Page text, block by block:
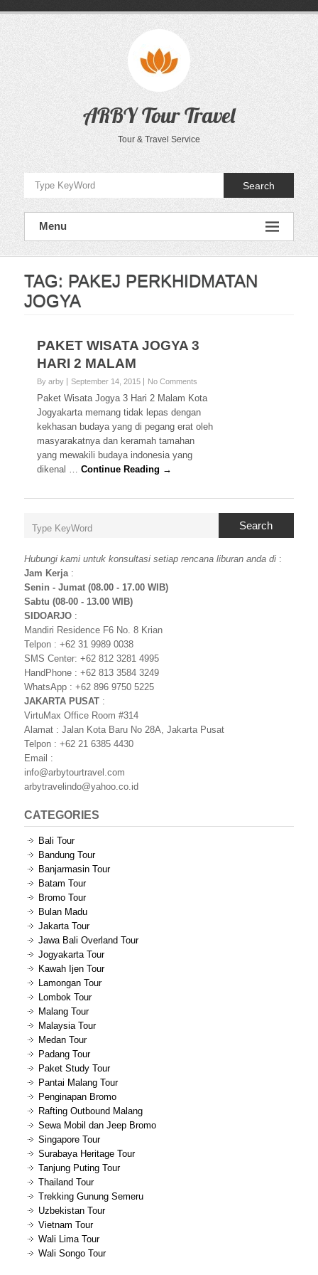
ARBY Tour Travel
Tour & Travel Service
Search
Menu
TAG: PAKEJ PERKHIDMATAN
JOGYA
PAKET WISATA JOGYA 3
HARI 2 MALAM
By arby September 14, 2015 No Comments
Paket Wisata Jogya 3 Hari 2 Malam Kota
Jogyakarta memang tidak lepas dengan
kekhasan budaya yang di pegang erat oleh
masyarakatnya dan keramah tamahan
yang mewakili budaya indonesia yang
dikenal …Continue Reading →
Search
Hubungi kami untuk konsultasi setiap rencana liburan anda di :
Jam Kerja:
Senin - Jumat (08.00 - 17.00 WIB)
Sabtu (08-00 - 13.00 WIB)
SIDOARJO :
Mandiri Residence F6 No. 8 Krian
Telpon : +62 31 9989 0038
SMS Center: +62 812 3281 4995
HandPhone : +62 813 3584 3249
WhatsApp : +62 896 9750 5225
JAKARTA PUSAT :
VirtuMax Office Room #314
Alamat : Jalan Kota Baru No 28A, Jakarta Pusat
Telpon : +62 21 6385 4430
Email :
info@arbytourtravel.com
arbytravelindo@yahoo.co.id
CATEGORIES
Bali Tour
Bandung Tour
Banjarmasin Tour
Batam Tour
Bromo Tour
Bulan Madu
Jakarta Tour
Jawa Bali Overland Tour
Jogyakarta Tour
Kawah Ijen Tour
Lamongan Tour
Lombok Tour
Malang Tour
Malaysia Tour
Medan Tour
Padang Tour
Paket Study Tour
Pantai Malang Tour
Penginapan Bromo
Rafting Outbound Malang
Sewa Mobil dan Jeep Bromo
Singapore Tour
Surabaya Heritage Tour
Tanjung Puting Tour
Thailand Tour
Trekking Gunung Semeru
Uzbekistan Tour
Vietnam Tour
Wali Lima Tour
Wali Songo Tour